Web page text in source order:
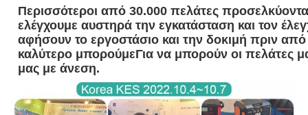
Περισσότεροι από 30.000 πελάτες
ελέγχουμε αυστηρά την εγκατάσταση και τον
αφήσουν το εργοστάσιο και την δοκιμή πριν
καλύτερο μπορούμεΓια να μπορούν οι πελάτες
μας με άνεση.